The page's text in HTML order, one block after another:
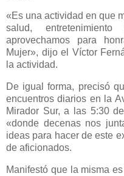
«Es una actividad en que
salud,
aprovechamos para
Mujer», dijo el Víctor
la actividad.
De igual forma, precisó
encuentros diarios en la
Mirador Sur, a las 5:30
«donde decenas nos
ideas para hacer de este
de aficionados.
Manifestó que la misma